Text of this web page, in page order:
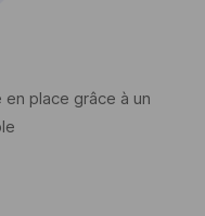
place grâce à un